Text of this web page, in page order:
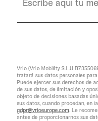
Vrio (Vrio Mobility S.L.U
tratará sus datos personales
Puede ejercer sus derechos de
de sus datos, de limitación y
objeto de decisiones basadas
sus datos, cuando procedan, en
gdpr@vrioeurope.com . Le
antes de proporcionarnos sus